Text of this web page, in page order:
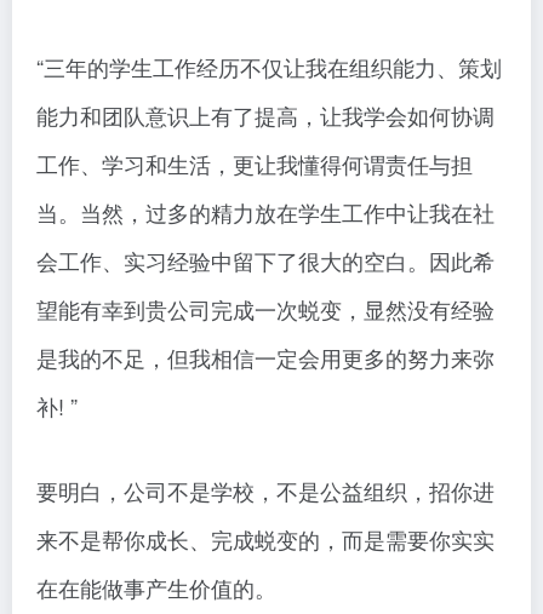
“三年的学生工作经历不仅让我在组织能力、策划
能力和团队意识上有了提高，让我学会如何协调
工作、学习和生活，更让我懂得何谓责任与担
当。当然，过多的精力放在学生工作中让我在社
会工作、实习经验中留下了很大的空白。因此希
望能有幸到贵公司完成一次蜕变，显然没有经验
是我的不足，但我相信一定会用更多的努力来弥
补! ”
要明白，公司不是学校，不是公益组织，招你进
来不是帮你成长、完成蜕变的，而是需要你实实
在在能做事产生价值的。